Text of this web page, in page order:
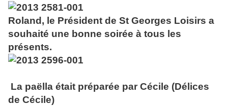
Roland, le Président de St Georges Loisirs a
souhaité une bonne soirée à tous les
présents.
La paëlla était préparée par Cécile (Délices
de Cécile)